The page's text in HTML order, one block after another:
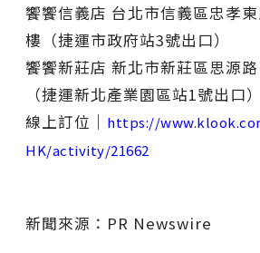
饗饗信義店 台北市信義區忠孝
樓（捷運市政府站3號出口）
饗饗新莊店 新北市新莊區思源
（捷運新北產業園區站1號出口）
線上訂位｜ https://
HK/activity/21662
新聞來源：PR Newswire